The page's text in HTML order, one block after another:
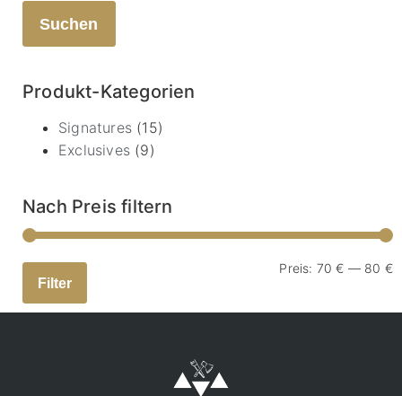
Suchen
Produkt-Kategorien
Signatures (15)
Exclusives (9)
Nach Preis filtern
Filter
Preis: 70 € — 80 €